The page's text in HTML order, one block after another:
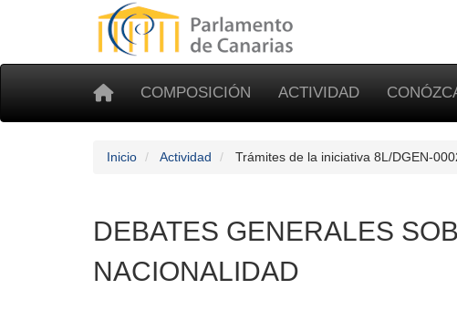
COMPOSICIÓN ACTIVIDAD
Inicio Actividad Trámites de la iniciativa 8L/DGEN-
DEBATES GENERALES
NACIONALIDAD